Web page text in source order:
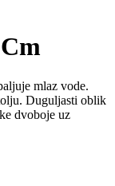
mlaz vode.
Duguljasti oblik
dvoboje uz